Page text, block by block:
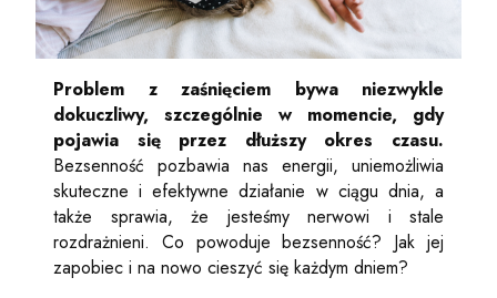
Problem z zaśnięciem bywa niezwykle
dokuczliwy, szczególnie w momencie, gdy
pojawia się przez dłuższy okres czasu.
Bezsenność pozbawia nas energii, uniemożliwia
skuteczne i efektywne działanie w ciągu dnia, a
także sprawia, że jesteśmy nerwowi i stale
rozdrażnieni. Co powoduje bezsenność? Jak jej
zapobiec i na nowo cieszyć się każdym dniem?